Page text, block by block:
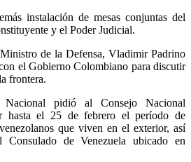
instalación de mesas conjuntas del
y el Poder Judicial.
de la Defensa, Vladimir Padrino
el Gobierno Colombiano para discutir
frontera.
pidió al Consejo Nacional
hasta el 25 de febrero el período de
que viven en el exterior, así
de Venezuela ubicado en